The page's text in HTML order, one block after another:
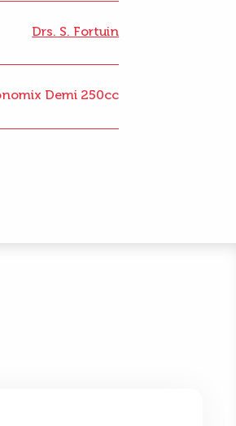
Drs. S. Fortuin
Demi 250cc